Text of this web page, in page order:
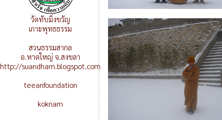
วัดทับมิ่งขวัญ
เกาะพุทธธรรม
สวนธรรมสากล
อ.หาดใหญ่ จ.สงขลา
http://suandham.blogspot.com
teeanfoundation
koknam